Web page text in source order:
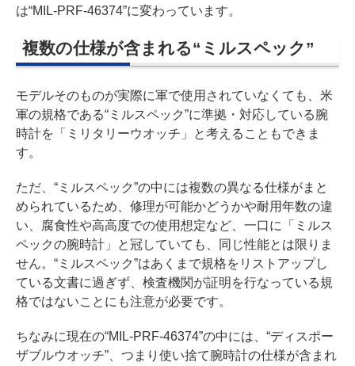
は“MIL-PRF-46374”に変わっています。
複数の仕様が含まれる“ミルスペック”
モデルそのものが実際に軍で使用されていなくても、米
軍の規格である“ミルスペック”に準拠・対応している腕
時計を「ミリタリーウオッチ」と考えることもできま
す。
ただ、“ミルスペック”の中には複数の異なる仕様がまと
められているため、修理が可能かどうかや耐用年数の違
い、腐食性や高高度での使用想定など、一口に「ミルス
ペックの腕時計」と冠していても、同じ性能とは限りま
せん。“ミルスペック”はあくまで規格をリストアップし
ている文書に過ぎず、検査機関が証明を行なっている規
格ではないことにも注意が必要です。
ちなみに現在の“MIL-PRF-46374”の中には、“ディスポー
ザブルウオッチ”、つまり使い捨て腕時計の仕様が含まれ